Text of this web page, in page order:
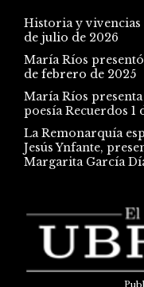
Historia y vivencias
de julio de 2026
María Ríos
de febrero de 2025
María Ríos
poesía Recuerdos 1
La Remonarquía
Jesús Ynfante,
Margarita García